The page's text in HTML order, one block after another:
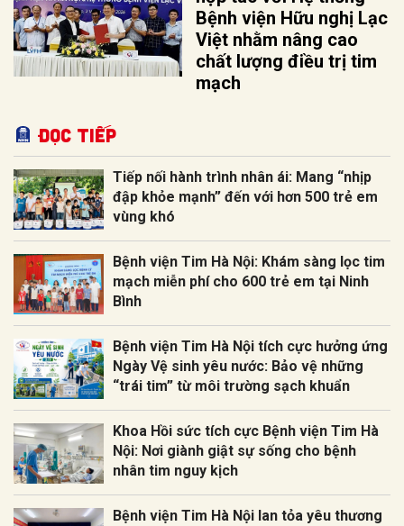
Bệnh viện Hữu nghị Lạc
Việt nhằm nâng cao
chất lượng điều trị tim
mạch
Đọc tiếp
Tiếp nối hành trình nhân ái: Mang “nhịp
đập khỏe mạnh” đến với hơn 500 trẻ em
vùng khó
Bệnh viện Tim Hà Nội: Khám sàng lọc tim
mạch miễn phí cho 600 trẻ em tại Ninh
Bình
Bệnh viện Tim Hà Nội tích cực hưởng ứng
Ngày Vệ sinh yêu nước: Bảo vệ những
“trái tim” từ môi trường sạch khuẩn
Khoa Hồi sức tích cực Bệnh viện Tim Hà
Nội: Nơi giành giật sự sống cho bệnh
nhân tim nguy kịch
Bệnh viện Tim Hà Nội lan tỏa yêu thương